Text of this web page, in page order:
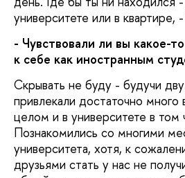
университете или в квартире,
- Чувствовали ли вы какое-
к себе как иностранным
Скрывать не буду - будучи
привлекали достаточно много
целом и в университете в том
Познакомились со многими
университета, хотя, к
друзьями стать у нас не